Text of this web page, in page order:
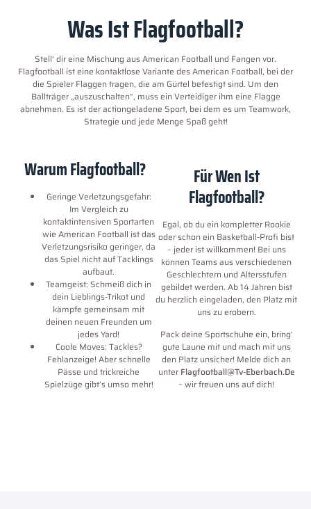
Was Ist Flagfootball?
Stell‘ dir eine Mischung aus American Football und Fangen vor.
Flagfootball ist eine kontaktlose Variante des American Football, bei der
die Spieler Flaggen tragen, die am Gürtel befestigt sind. Um den
Ballträger „auszuschalten“, muss ein Verteidiger ihm eine Flagge
abnehmen. Es ist der actiongeladene Sport, bei dem es um Teamwork,
Strategie und jede Menge Spaß geht!
Warum Flagfootball?
Geringe Verletzungsgefahr:
Im Vergleich zu
kontaktintensiven Sportarten
wie American Football ist das
Verletzungsrisiko geringer, da
das Spiel nicht auf Tacklings
aufbaut.
Teamgeist: Schmeiß dich in
dein Lieblings-Trikot und
kämpfe gemeinsam mit
deinen neuen Freunden um
jedes Yard!
Coole Moves: Tackles?
Fehlanzeige! Aber schnelle
Pässe und trickreiche
Spielzüge gibt’s umso mehr!
Für Wen Ist
Flagfootball?
Egal, ob du ein kompletter Rookie
oder schon ein Basketball-Profi bist
– jeder ist willkommen! Bei uns
können Teams aus verschiedenen
Geschlechtern und Altersstufen
gebildet werden. Ab 14 Jahren bist
du herzlich eingeladen, den Platz mit
uns zu erobern.
Pack deine Sportschuhe ein, bring‘
gute Laune mit und mach mit uns
den Platz unsicher! Melde dich an
unter Flagfootball@tv-Eberbach.de
– wir freuen uns auf dich!